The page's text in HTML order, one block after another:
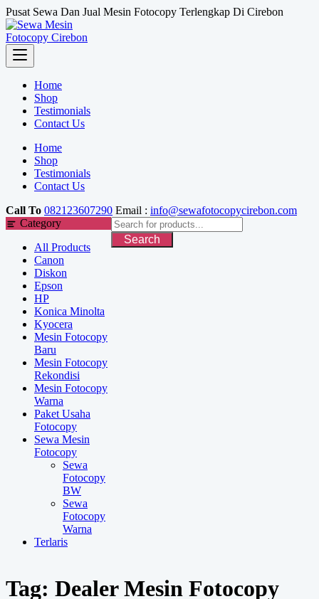
Skip
to
content
Pusat Sewa Dan Jual Mesin Fotocopy Terlengkap Di Cirebon
Home
Shop
Testimonials
Contact Us
Home
Shop
Testimonials
Contact Us
Call To 082123607290 Email : info@sewafotocopycirebon.com
Category
All Products
Canon
Diskon
Epson
HP
Konica Minolta
Kyocera
Mesin Fotocopy
Baru
Mesin Fotocopy
Rekondisi
Mesin Fotocopy
Warna
Paket Usaha
Fotocopy
Sewa Mesin
Fotocopy
Sewa
Fotocopy
BW
Sewa
Fotocopy
Warna
Terlaris
Search
Tag: Dealer Mesin Fotocopy